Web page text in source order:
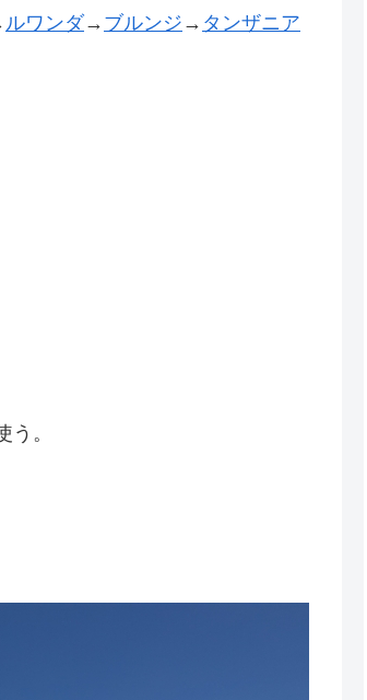
ルワンダ→ ブルンジ → タンザニア
。